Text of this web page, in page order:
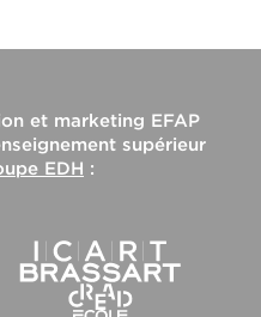
et marketing EFAP
supérieur
EDH :